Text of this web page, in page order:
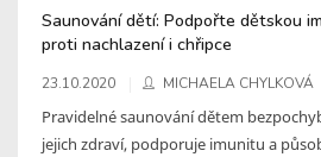
Saunování dětí: Podpořte dětskou
proti nachlazení i chřipce
23.10.2020 MICHAELA CHYLKOVÁ
Pravidelné saunování dětem
jejich zdraví, podporuje imunitu a